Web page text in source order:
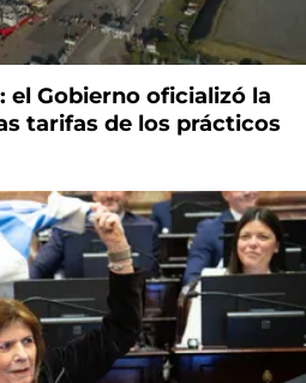
Gobierno oficializó la
tarifas de los prácticos